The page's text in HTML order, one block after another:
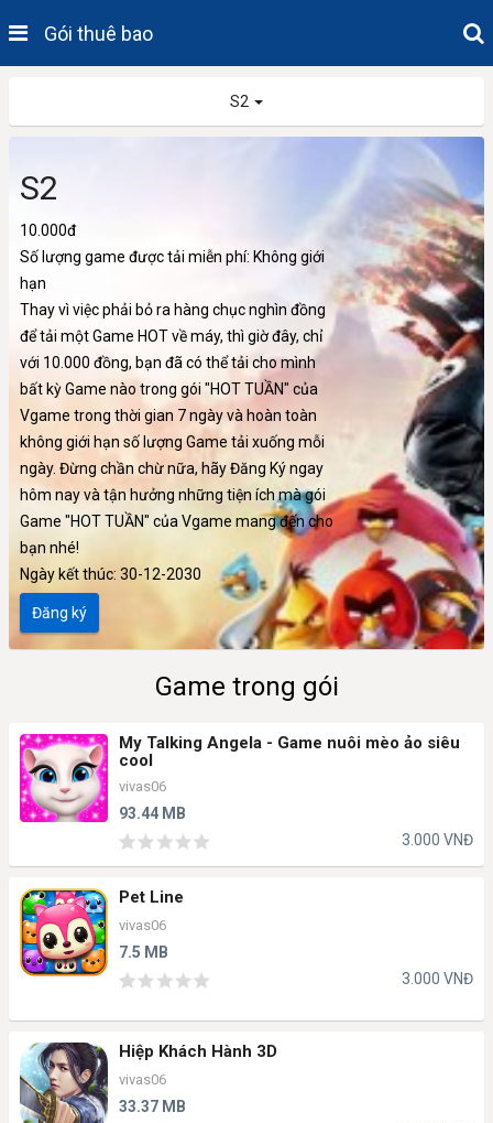
Gói thuê bao
S2
S2
10.000đ
Số lượng game được tải miễn phí: Không giới
hạn
Thay vì việc phải bỏ ra hàng chục nghìn đồng
để tải một Game HOT về máy, thì giờ đây, chỉ
với 10.000 đồng, bạn đã có thể tải cho mình
bất kỳ Game nào trong gói "HOT TUẦN" của
Vgame trong thời gian 7 ngày và hoàn toàn
không giới hạn số lượng Game tải xuống mỗi
ngày. Đừng chần chừ nữa, hãy Đăng Ký ngay
hôm nay và tận hưởng những tiện ích mà gói
Game "HOT TUẦN" của Vgame mang đến cho
bạn nhé!
Ngày kết thúc: 30-12-2030
Đăng ký
Game trong gói
My Talking Angela - Game nuôi mèo ảo siêu
cool
vivas06
93.44 MB
3.000 VNĐ
Pet Line
vivas06
7.5 MB
3.000 VNĐ
Hiệp Khách Hành 3D
vivas06
33.37 MB